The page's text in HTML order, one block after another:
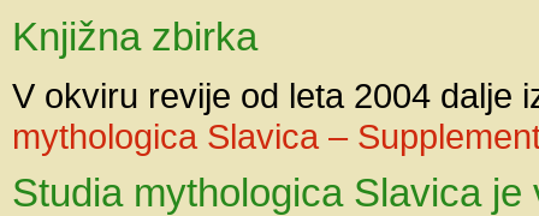
Knjižna zbirka
V okviru revije od leta 2004 dalje
mythologica Slavica –
Studia mythologica Slavica